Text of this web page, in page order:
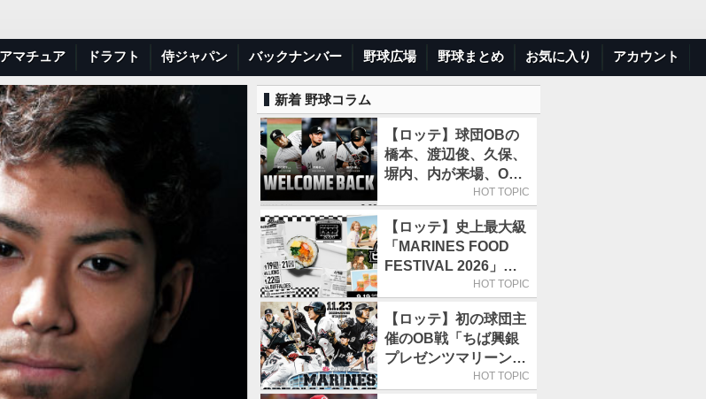
アマチュア ドラフト 侍ジャパン バックナンバー 野球広場 野球まとめ お気に入り アカウント
新着 野球コラム
【ロッテ】球団OBの
橋本、渡辺俊、久保、
塀内、内が来場、OB
解説も／9月22日開催
HOT TOPIC
【ロッテ】史上最大級
「MARINES FOOD
FESTIVAL 2026」第4
弾「KOREAN
日／初日はビール半額
デー
HOT TOPIC
【ロッテ】初の球団主
催のOB戦「ちば興銀
プレゼンツマリーンズ
スペシャルゲームHOT TOPIC